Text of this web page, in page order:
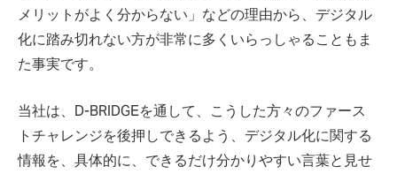
メリットがよく分からない」などの理由から、デジタル
化に踏み切れない方が非常に多くいらっしゃることもま
た事実です。
当社は、D-BRIDGEを通して、こうした方々のファース
トチャレンジを後押しできるよう、デジタル化に関する
情報を、具体的に、できるだけ分かりやすい言葉と見せ